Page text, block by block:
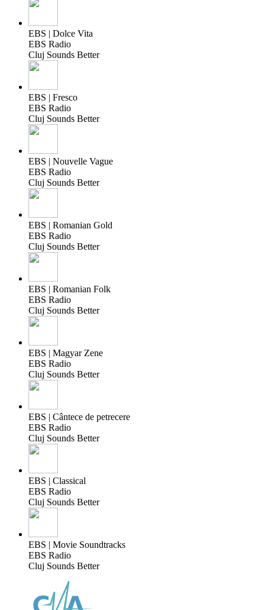
EBS | Dolce Vita
EBS Radio
Cluj Sounds Better
EBS | Fresco
EBS Radio
Cluj Sounds Better
EBS | Nouvelle Vague
EBS Radio
Cluj Sounds Better
EBS | Romanian Gold
EBS Radio
Cluj Sounds Better
EBS | Romanian Folk
EBS Radio
Cluj Sounds Better
EBS | Magyar Zene
EBS Radio
Cluj Sounds Better
EBS | Cântece de petrecere
EBS Radio
Cluj Sounds Better
EBS | Classical
EBS Radio
Cluj Sounds Better
EBS | Movie Soundtracks
EBS Radio
Cluj Sounds Better